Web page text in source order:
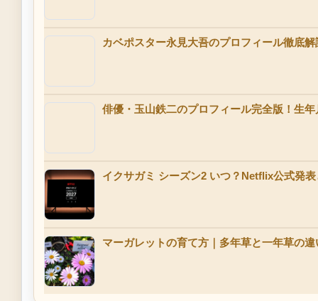
カベポスター永見大吾のプロフィール徹底
俳優・玉山鉄二のプロフィール完全版！生
イクサガミ シーズン2 いつ？Netflix公式発
マーガレットの育て方｜多年草と一年草の